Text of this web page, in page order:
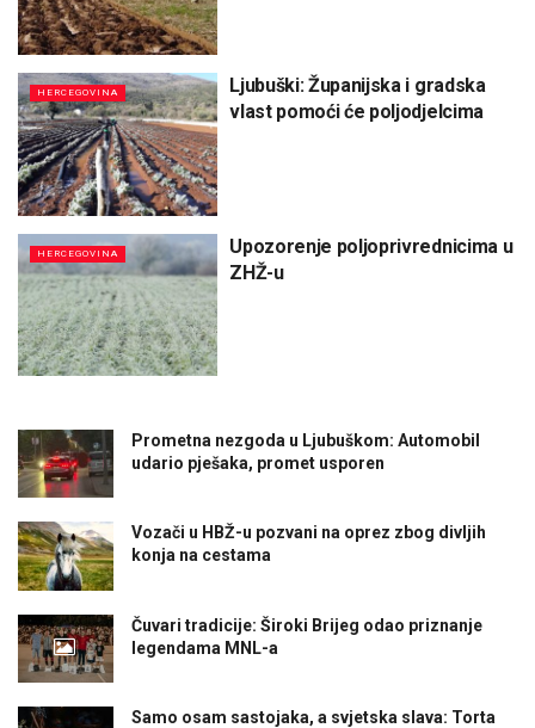
HERCEGOVINA
Ljubuški: Županijska i gradska
vlast pomoći će poljodjelcima
HERCEGOVINA
Upozorenje poljoprivrednicima u
ZHŽ-u
Prometna nezgoda u Ljubuškom: Automobil
udario pješaka, promet usporen
Vozači u HBŽ-u pozvani na oprez zbog divljih
konja na cestama
Čuvari tradicije: Široki Brijeg odao priznanje
legendama MNL-a
Samo osam sastojaka, a svjetska slava: Torta